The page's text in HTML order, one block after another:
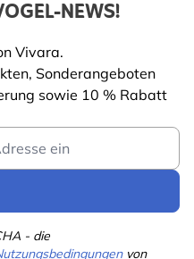
NEWS!
Vivara.
Sonderangeboten
sowie 10 % Rabatt
- die
von